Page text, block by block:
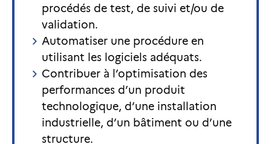
procédés de test, de suivi et/ou de
validation.
Automatiser une procédure en
utilisant les logiciels adéquats.
Contribuer à l’optimisation des
performances d’un produit
technologique, d’une installation
industrielle, d’un bâtiment ou d’une
structure.